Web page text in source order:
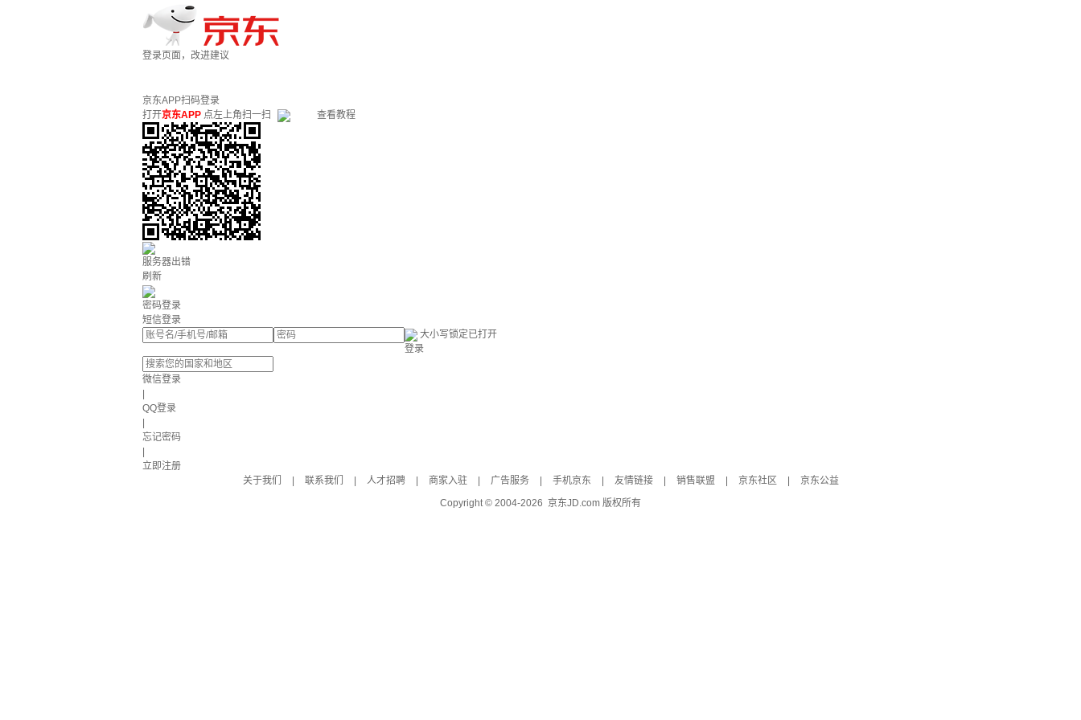
登录页面，改进建议
京东APP扫码登录
打开京东APP 点左上角扫一扫 查看教程
服务器出错
刷新
密码登录
短信登录
大小写锁定已打开
登录
微信登录
QQ登录
忘记密码
立即注册
关于我们
联系我们 人才招聘 商家入驻 广告服务 手机京东 友情链接 销售联盟 京东社区
京东公益
Copyright © 2004-2026 京东JD.com 版权所有